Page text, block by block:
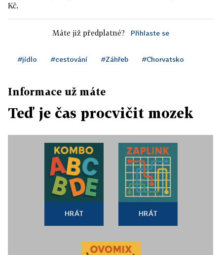
Kč.
Máte již předplatné? Přihlaste se
#jídlo #cestování #Záhřeb #Chorvatsko
Informace už máte
Teď je čas procvičit mozek
HRÁT HRÁT